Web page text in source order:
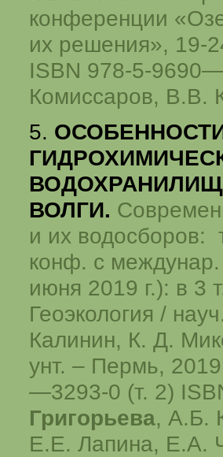
конференции
их решения», 19-
ISBN 978-5-
Комиссаров, В.В.
5.
ВОЛГИ.
и их водосборов:
конф. с
июня 2019 г.): в 3
Геоэкология /
Калинин, К. Д.
унт. – Пермь,
—3293-0 (т. 2)
Григорьева, А.Б.
Е.Е. Лапина, Е.А.